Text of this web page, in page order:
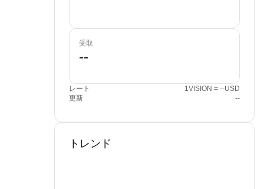
受取
レート
1VISION = --USD
更新
--
トレンド